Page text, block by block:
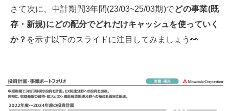
さて次に、中計期間3年間(23/03~25/03期)でどの事業(既
存・新規)にどの配分でどれだけキャッシュを使っていく
か？ を示す以下のスライドに注目してみましょう👀